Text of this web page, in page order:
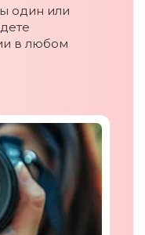
один или
в любом